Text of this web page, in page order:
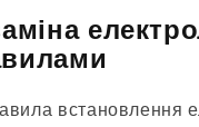
встановлення